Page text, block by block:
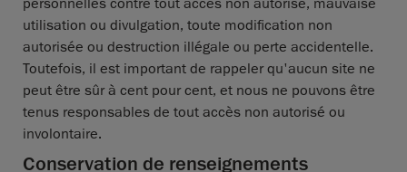
personnelles contre tout accès non autorisé, mauvaise
utilisation ou divulgation, toute modification non
autorisée ou destruction illégale ou perte accidentelle.
Toutefois, il est important de rappeler qu'aucun site ne
peut être sûr à cent pour cent, et nous ne pouvons être
tenus responsables de tout accès non autorisé ou
involontaire.
Conservation de renseignements